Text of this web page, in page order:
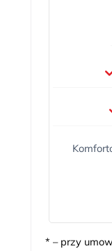
* – przy